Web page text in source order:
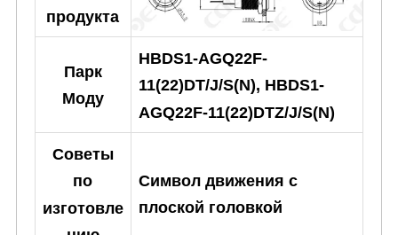
продукта
Парк
Моду
HBDS1-AGQ22F-
11(22)DT/J/S(N), HBDS1-
AGQ22F-11(22)DTZ/J/S(N)
Советы
по
изготовле
Символ движения с
плоской головкой